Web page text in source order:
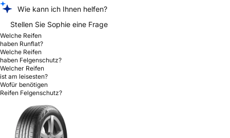
Wie kann ich Ihnen helfen?
Stellen Sie Sophie eine Frage
Welche Reifen
haben Runflat?
Welche Reifen
haben Felgenschutz?
Welcher Reifen
ist am leisesten?
Wofür benötigen
Reifen Felgenschutz?